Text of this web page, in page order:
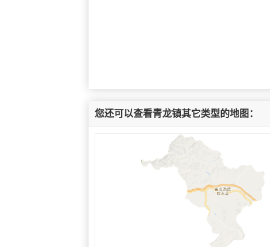
您还可以查看青龙镇其它类型的地图：